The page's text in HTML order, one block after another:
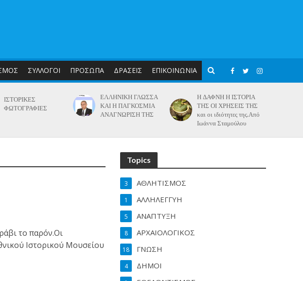
ΣΥΛΛΟΓΟΙ ΠΡΟΣΩΠΑ ΔΡΑΣΕΙΣ ΕΠΙΚΟΙΝΩΝΙΑ
ΙΣΤΟΡΙΚΕΣ
ΦΩΤΟΓΡΑΦΙΕΣ
ΕΛΛΗΝΙΚΗ ΓΛΩΣΣΑ
ΚΑΙ Η ΠΑΓΚΟΣΜΙΑ
ΑΝΑΓΝΩΡΙΣΗ ΤΗΣ
Η ΔΑΦΝΗ Η ΙΣΤΟΡΙΑ
ΤΗΣ ΟΙ ΧΡΗΣΕΙΣ ΤΗΣ
και οι ιδιότητες της.Από
Ιωάννα Σταμούλου
το παρόν.Οι
Ιστορικού Μουσείου
Topics
ΑΘΛΗΤΙΣΜΟΣ
3
ΑΛΛΗΛΕΓΓΥΗ
1
ΑΝΑΠΤΥΞΗ
5
ΑΡΧΑΙΟΛΟΓΙΚΟΣ
8
ΓΝΩΣΗ
18
ΔΗΜΟΙ
4